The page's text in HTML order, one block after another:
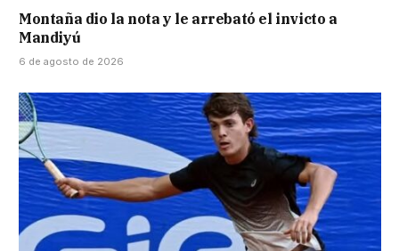
Montaña dio la nota y le arrebató el invicto a
Mandiyú
6 de agosto de 2026